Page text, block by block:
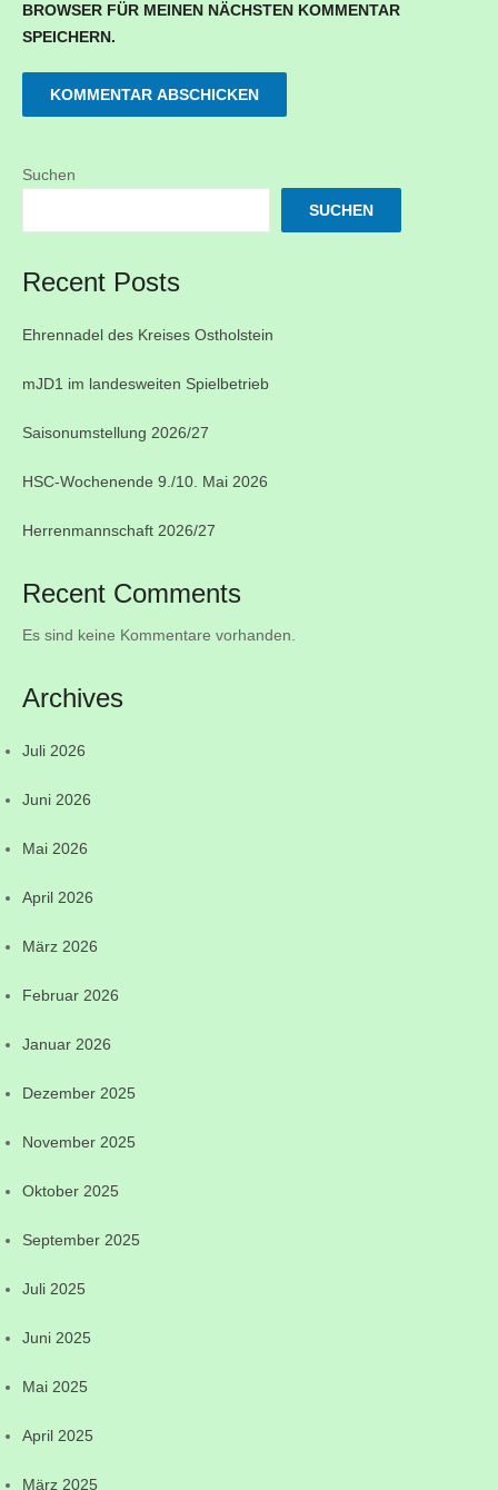
BROWSER FÜR MEINEN NÄCHSTEN KOMMENTAR
SPEICHERN.
Suchen
SUCHEN
Recent Posts
Ehrennadel des Kreises Ostholstein
mJD1 im landesweiten Spielbetrieb
Saisonumstellung 2026/27
HSC-Wochenende 9./10. Mai 2026
Herrenmannschaft 2026/27
Recent Comments
Es sind keine Kommentare vorhanden.
Archives
Juli 2026
Juni 2026
Mai 2026
April 2026
März 2026
Februar 2026
Januar 2026
Dezember 2025
November 2025
Oktober 2025
September 2025
Juli 2025
Juni 2025
Mai 2025
April 2025
März 2025